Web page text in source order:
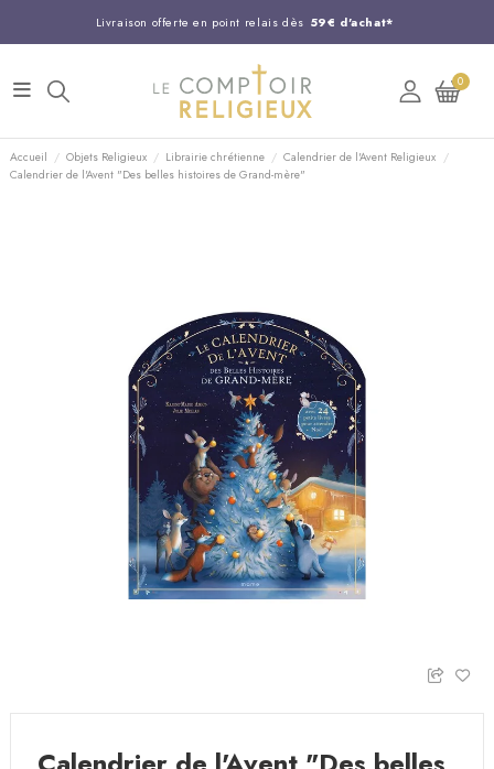
Livraison offerte en point relais dès 59€ d'achat*
Entreprise Française familiale
Support client disponible au 03 20 24 74 15
Commandez avant 14H, expédition le jour même !
0
Accueil Objets Religieux Librairie chrétienne
Calendrier de l'Avent Religieux
Calendrier de l'Avent "Des belles histoires de Grand-mère"